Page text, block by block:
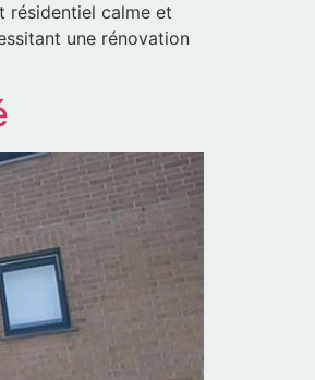
résidentiel calme et
une rénovation